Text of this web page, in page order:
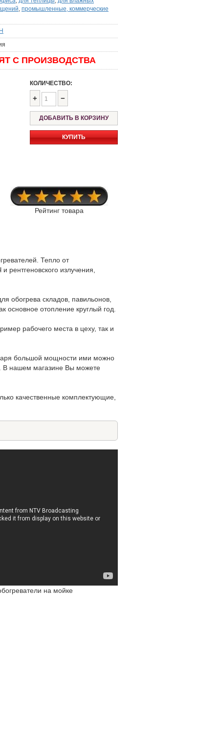
, промышленные, коммерческие
С ПРОИЗВОДСТВА
КОЛИЧЕСТВО:
+ −
КУПИТЬ
Рейтинг товара
Тепло от
рентгеновского излучения,
обогрева складов, павильонов,
отопление круглый год.
рабочего места в цеху, так и
большой мощности ими можно
В нашем магазине Вы можете
качественные комплектующие,
на мойке